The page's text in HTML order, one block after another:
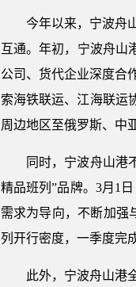
今年以来，宁波舟
互通。年初，宁波舟山
公司、货代企业深度合
索海铁联运、江海联运
周边地区至俄罗斯、中
同时，宁波舟山港
精品班列”品牌。3月1
需求为导向，不断加强
列开行密度，一季度完
此外，宁波舟山港